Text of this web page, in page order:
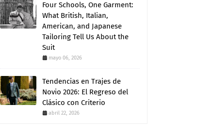
Four Schools, One Garment:
What British, Italian,
American, and Japanese
Tailoring Tell Us About the
Suit
mayo 06, 2026
Tendencias en Trajes de
Novio 2026: El Regreso del
Clásico con Criterio
abril 22, 2026